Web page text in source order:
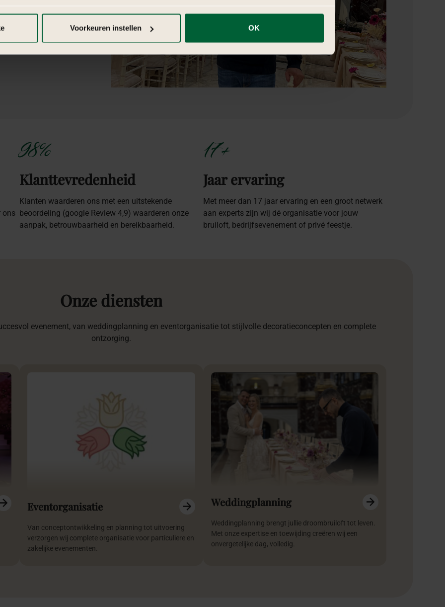
Voorkeuren instellen OK
blijven bestaan.
ons
98%
Klanttevredenheid
Klanten waarderen ons met een uitstekende
beoordeling (google Review 4,9) waarderen onze
aanpak, betrouwbaarheid en bereikbaarheid.
17+
Jaar ervaring
Met meer dan 17 jaar ervaring en een groot netwerk
aan experts zijn wij dé organisatie voor jouw
bruiloft, bedrijfsevenement of privé feestje.
Onze diensten
evenement, van weddingplanning en eventorganisatie tot stijlvolle decoratieconcepten en complete
ontzorging.
Eventorganisatie
Van conceptontwikkeling en planning tot uitvoering
verzorgen wij complete organisatie voor particuliere en
zakelijke evenementen.
Weddingplanning
Weddingplanning brengt jullie droombruiloft tot leven.
Met onze expertise en toewijding creëren wij een
onvergetelijke dag, volledig.